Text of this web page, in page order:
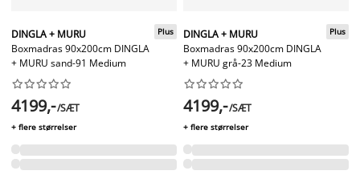
DINGLA + MURU
Boxmadras 90x200cm DINGLA
+ MURU sand-91 Medium
Plus






4199,-/SÆT
+ flere størrelser
DINGLA + MURU
Boxmadras 90x200cm DINGLA
+ MURU grå-23 Medium
Plus






4199,-/SÆT
+ flere størrelser